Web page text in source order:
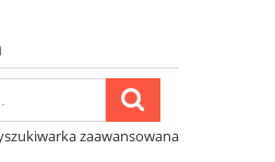
zaawansowana